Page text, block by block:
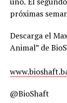
próximas
Descarga el
Animal” de
@BioShaft